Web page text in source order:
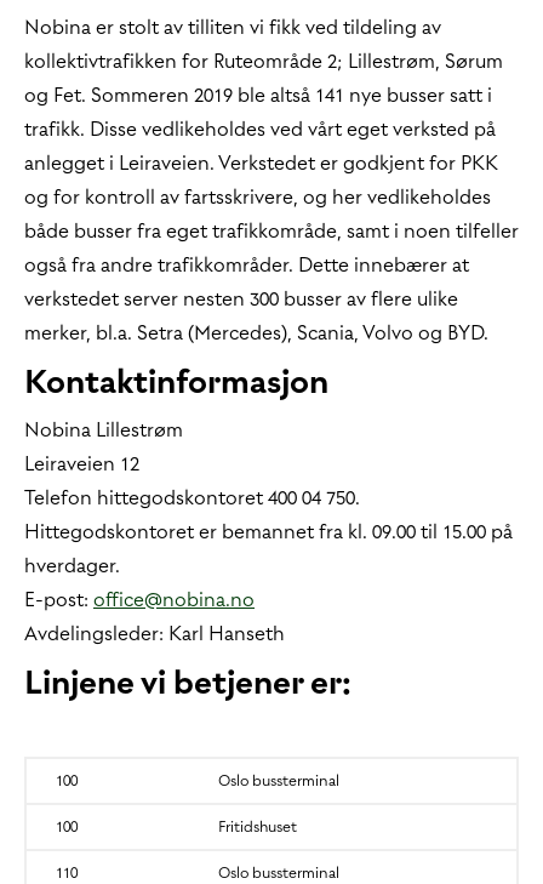
Nobina er stolt av tilliten vi fikk ved tildeling av
kollektivtrafikken for Ruteområde 2; Lillestrøm, Sørum
og Fet. Sommeren 2019 ble altså 141 nye busser satt i
trafikk. Disse vedlikeholdes ved vårt eget verksted på
anlegget i Leiraveien. Verkstedet er godkjent for PKK
og for kontroll av fartsskrivere, og her vedlikeholdes
både busser fra eget trafikkområde, samt i noen tilfeller
også fra andre trafikkområder. Dette innebærer at
verkstedet server nesten 300 busser av flere ulike
merker, bl.a. Setra (Mercedes), Scania, Volvo og BYD.
Kontaktinformasjon
Nobina Lillestrøm
Leiraveien 12
Telefon hittegodskontoret 400 04 750.
Hittegodskontoret er bemannet fra kl. 09.00 til 15.00 på
hverdager.
E-post: office@nobina.no
Avdelingsleder: Karl Hanseth
Linjene vi betjener er:
100 Oslo bussterminal
100 Fritidshuset
110 Oslo bussterminal